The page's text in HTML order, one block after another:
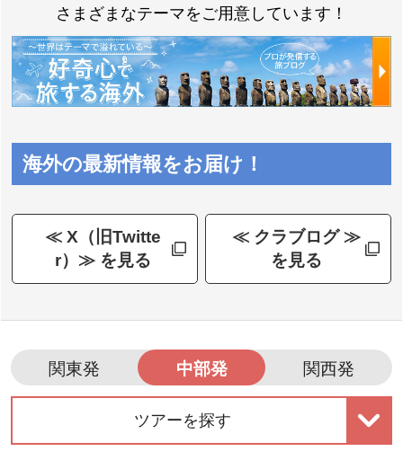
大募集
ヨーロッパ周遊
らクラブツーリズムP
ASS
エミレーツ航空で行
く海外の旅
空港発着ツアー特集
さまざまなテーマをご用意しています！
海外の最新情報をお届け！
≪ X（旧Twitte
r）≫ を見る
≪ クラブログ ≫
を見る
関東発 中部発 関西発
ツアーを探す